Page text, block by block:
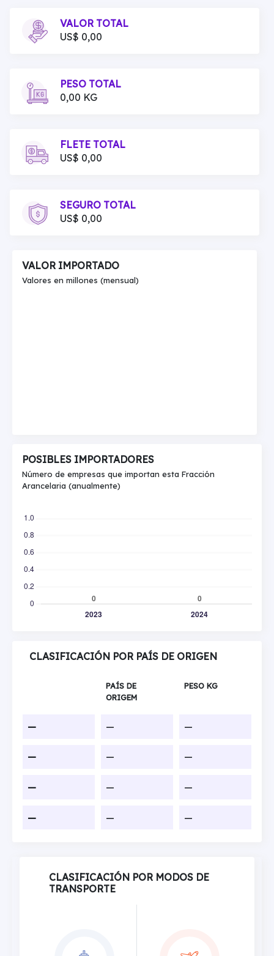
VALOR TOTAL
US$ 0,00
PESO TOTAL
0,00 KG
FLETE TOTAL
US$ 0,00
SEGURO TOTAL
US$ 0,00
VALOR IMPORTADO
Valores en millones (mensual)
POSIBLES IMPORTADORES
Número de empresas que importan esta Fracción
Arancelaria (anualmente)
CLASIFICACIÓN POR PAÍS DE ORIGEN
PAÍS DE
ORIGEM
PESO KG
— — —
— — —
— — —
— — —
CLASIFICACIÓN POR MODOS DE
TRANSPORTE